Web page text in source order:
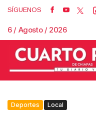
SÍGUENOS
6 / Agosto / 2026
Deportes Local